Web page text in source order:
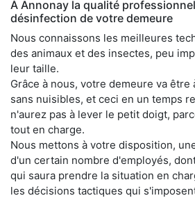
À Annonay la qualité
désinfection de votre demeure
Nous connaissons les meilleures
des animaux et des insectes, peu
leur taille.
Grâce à nous, votre demeure va être
sans nuisibles, et ceci en un temps
n'aurez pas à lever le petit doigt,
tout en charge.
Nous mettons à votre disposition,
d'un certain nombre d'employés,
qui saura prendre la situation en
les décisions tactiques qui